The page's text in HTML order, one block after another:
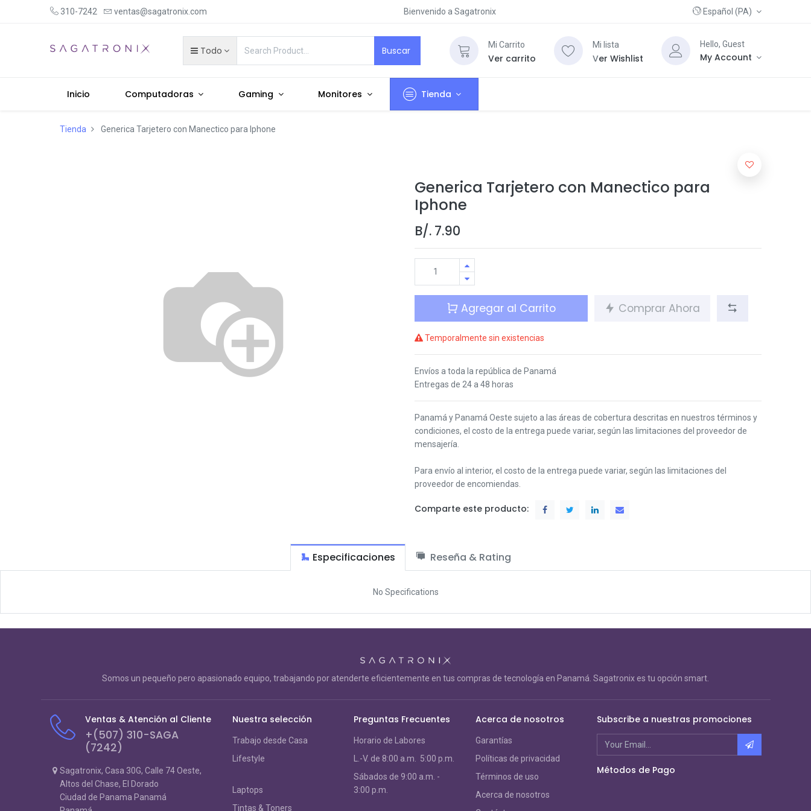
310-7242 ventas@sagatronix.com Bienvenido a Sagatronix Español (PA)
Todo Buscar Mi Carrito
Ver carrito
Mi lista
Ver Wishlist
Hello, Guest
My Account
Inicio Computadoras Gaming Monitores Tienda
Tienda Generica Tarjetero con Manectico para Iphone
Generica Tarjetero con Manectico para
Iphone
B/. 7.90
Agregar al Carrito Comprar Ahora
Temporalmente sin existencias
Envíos a toda la república de Panamá
Entregas de 24 a 48 horas
Panamá y Panamá Oeste sujeto a las áreas de cobertura descritas en nuestros términos y
condiciones, el costo de la entrega puede variar, según las limitaciones del proveedor de
mensajería.
Para envío al interior, el costo de la entrega puede variar, según las limitaciones del
proveedor de encomiendas.
Comparte este producto:
Especificaciones Reseña & Rating
No Specifications
Somos un pequeño pero apasionado equipo, trabajando por atenderte eficientemente en tus compras de tecnología en Panamá. Sagatronix es tu opción smart.
Ventas & Atención al Cliente
+(507) 310-SAGA
(7242)
Sagatronix, Casa 30G, Calle 74 Oeste,
Altos del Chase, El Dorado
Ciudad de Panama Panamá
Nuestra selección
Trabajo desde Casa
Lifestyle
Laptops
Tintas & Toners
Preguntas Frecuentes
Horario de Labores
L.-V. de 8:00 a.m. 5:00 p.m.
Sábados de 9:00 a.m. -
3:00 p.m.
Acerca de nosotros
Garantías
Políticas de privacidad
Términos de uso
Acerca de nosotros
Subscribe a nuestras promociones
Métodos de Pago